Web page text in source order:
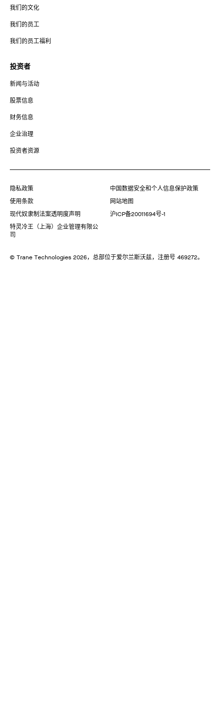
我们的文化
我们的员工
我们的员工福利
投资者
新闻与活动
股票信息
财务信息
企业治理
投资者资源
隐私政策
中国数据安全和个人信息保护政策
使用条款
网站地图
现代奴隶制法案透明度声明
沪ICP备20011694号-1
特灵冷王（上海）企业管理有限公
司
© Trane Technologies 2026，总部位于爱尔兰斯沃兹，注册号 469272。